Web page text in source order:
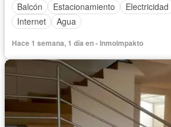
Balcón
Estacionamiento Electricidad
Internet
Agua
Hace 1 semana, 1 día en - Inmoimpakto